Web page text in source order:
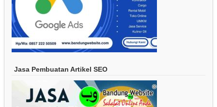
Jasa Pembuatan Artikel SEO